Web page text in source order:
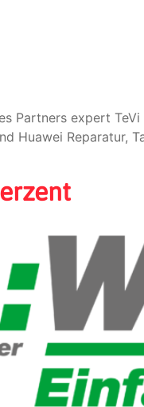
Partners expert
Huawei Reparatur,